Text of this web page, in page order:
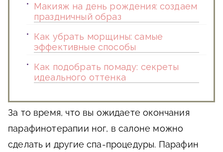
Макияж на день рождения: создаем
праздничный образ
Как убрать морщины: самые
эффективные способы
Как подобрать помаду: секреты
идеального оттенка
За то время, что вы ожидаете окончания
парафинотерапии ног, в салоне можно
сделать и другие спа-процедуры. Парафин